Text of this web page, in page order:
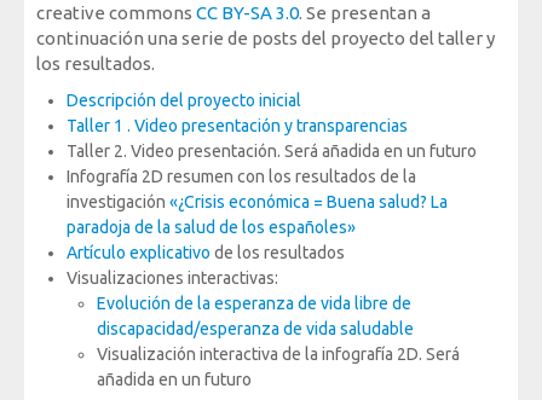
creative commons CC BY-SA 3.0. Se presentan a
continuación una serie de posts del proyecto del taller y
los resultados.
Descripción del proyecto inicial
Taller 1 . Video presentación y transparencias
Taller 2. Video presentación. Será añadida en un futuro
Infografía 2D resumen con los resultados de la
investigación «¿Crisis económica = Buena salud? La
paradoja de la salud de los españoles»
Artículo explicativo de los resultados
Visualizaciones interactivas:
Evolución de la esperanza de vida libre de
discapacidad/esperanza de vida saludable
Visualización interactiva de la infografía 2D. Será
añadida en un futuro